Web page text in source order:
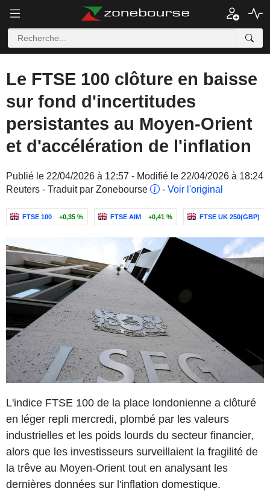
Le FTSE 100 clôture en baisse
sur fond d'incertitudes
persistantes au Moyen-Orient
et d'accélération de l'inflation
Publié le 22/04/2026 à 12:57 - Modifié le 22/04/2026 à 18:24
Reuters - Traduit par Zonebourse
- Voir l'original
FTSE 100 +0,35 % FTSE AIM +0,41 % FTSE UK 250(GBP)
L'indice FTSE 100 de la place londonienne a clôturé
en léger repli mercredi, plombé par les valeurs
industrielles et les poids lourds du secteur financier,
alors que les investisseurs surveillaient la fragilité de
la trêve au Moyen-Orient tout en analysant les
dernières données sur l'inflation domestique.